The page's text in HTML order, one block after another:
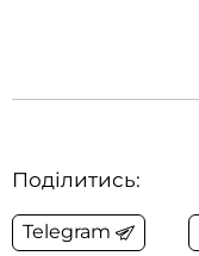
Поділитись:
Telegram